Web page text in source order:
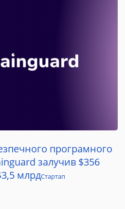
програмного
залучив $356
млрдСтартап